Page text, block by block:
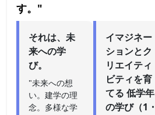
す。"
それは、未
来への学
び。
"未来への想
い。建学の理
念。多様な学
イマジネー
ションとク
リエイティ
ビティを育
てる 低学年
の学び（1・